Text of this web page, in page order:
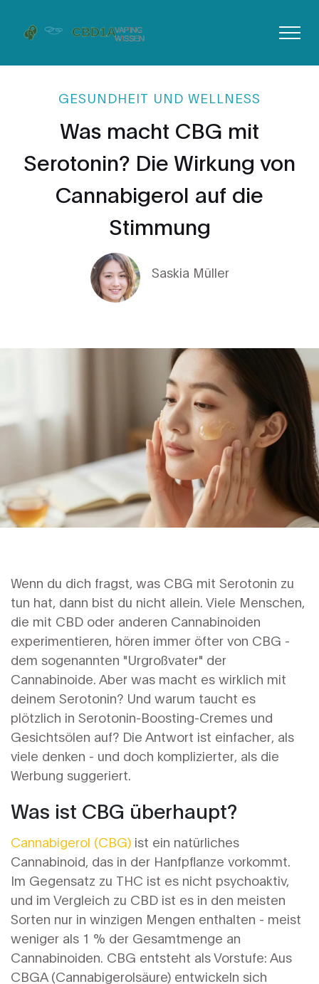
GESUNDHEIT UND WELLNESS
Was macht CBG mit
Serotonin? Die Wirkung von
Cannabigerol auf die
Stimmung
Saskia Müller
Wenn du dich fragst, was CBG mit Serotonin zu
tun hat, dann bist du nicht allein. Viele Menschen,
die mit CBD oder anderen Cannabinoiden
experimentieren, hören immer öfter von CBG -
dem sogenannten "Urgroßvater" der
Cannabinoide. Aber was macht es wirklich mit
deinem Serotonin? Und warum taucht es
plötzlich in Serotonin-Boosting-Cremes und
Gesichtsölen auf? Die Antwort ist einfacher, als
viele denken - und doch komplizierter, als die
Werbung suggeriert.
Was ist CBG überhaupt?
Cannabigerol (CBG) ist ein natürliches
Cannabinoid, das in der Hanfpflanze vorkommt.
Im Gegensatz zu THC ist es nicht psychoaktiv,
und im Vergleich zu CBD ist es in den meisten
Sorten nur in winzigen Mengen enthalten - meist
weniger als 1 % der Gesamtmenge an
Cannabinoiden. CBG entsteht als Vorstufe: Aus
CBGA (Cannabigerolsäure) entwickeln sich